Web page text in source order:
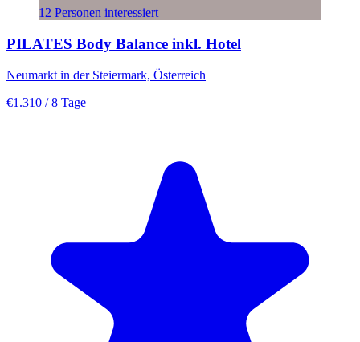
12 Personen interessiert
PILATES Body Balance inkl. Hotel
Neumarkt in der Steiermark, Österreich
€1.310 / 8 Tage